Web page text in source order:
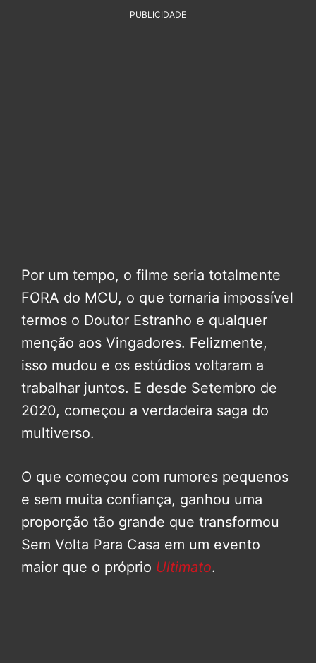
PUBLICIDADE
Por um tempo, o filme seria totalmente
FORA do MCU, o que tornaria impossível
termos o Doutor Estranho e qualquer
menção aos Vingadores. Felizmente,
isso mudou e os estúdios voltaram a
trabalhar juntos. E desde Setembro de
2020, começou a verdadeira saga do
multiverso.
O que começou com rumores pequenos
e sem muita confiança, ganhou uma
proporção tão grande que transformou
Sem Volta Para Casa em um evento
maior que o próprio Ultimato.